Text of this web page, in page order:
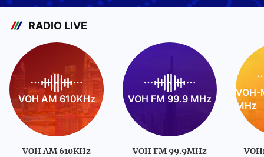
RADIO LIVE
VOH AM 610KHz
VOH AM 610KHz
VOH FM 99.9 MHz
VOH FM 99.9MHz
VOH-
MHz